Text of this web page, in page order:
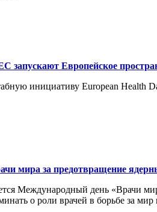
запускают Европейское
инициативу European Health
мира за предотвращение
Международный день «Врачи
о роли врачей в борьбе за